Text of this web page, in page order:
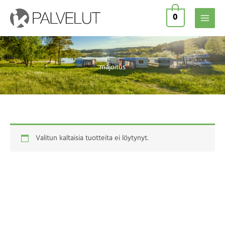
sisältöön
0
majoitus
Valitun kaltaisia tuotteita ei löytynyt.